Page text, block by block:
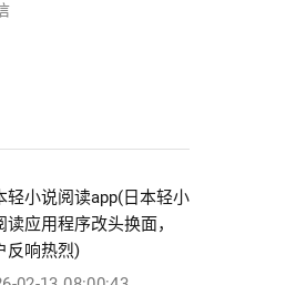
轻小说阅读app(日本轻小
读应用程序改头换面，
反响热烈)